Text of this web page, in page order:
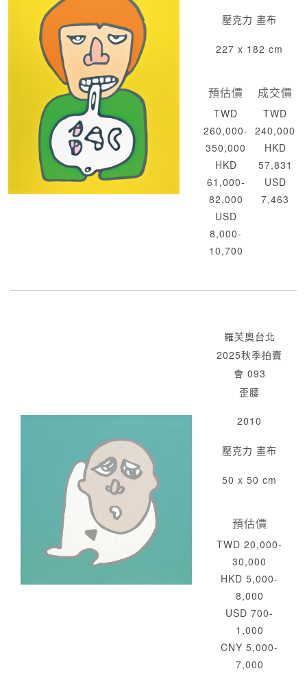
壓克力 畫布
227 x 182 cm
預估價
TWD
260,000-
350,000
HKD
61,000-
82,000
USD
8,000-
10,700
成交價
TWD
240,000
HKD
57,831
USD
7,463
羅芙奧台北
2025秋季拍賣
會 093
歪腰
2010
壓克力 畫布
50 x 50 cm
預估價
TWD 20,000-
30,000
HKD 5,000-
8,000
USD 700-
1,000
CNY 5,000-
7,000